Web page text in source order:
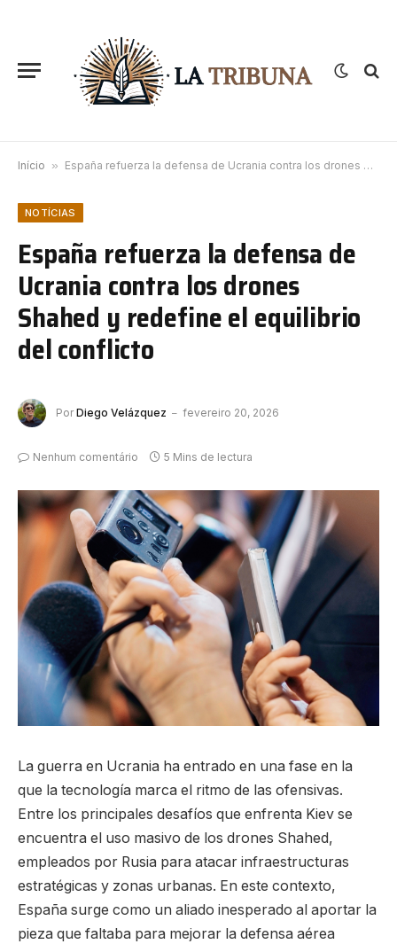
Início » España refuerza la defensa de Ucrania contra los drones Shahed y redefine el equilibrio del conflicto
NOTÍCIAS
España refuerza la defensa de
Ucrania contra los drones
Shahed y redefine el equilibrio
del conflicto
Por Diego Velázquez fevereiro 20, 2026
Nenhum comentário 5 Mins de lectura
La guerra en Ucrania ha entrado en una fase en la
que la tecnología marca el ritmo de las ofensivas.
Entre los principales desafíos que enfrenta Kiev se
encuentra el uso masivo de los drones Shahed,
empleados por Rusia para atacar infraestructuras
estratégicas y zonas urbanas. En este contexto,
España surge como un aliado inesperado al aportar la
pieza que faltaba para mejorar la defensa aérea